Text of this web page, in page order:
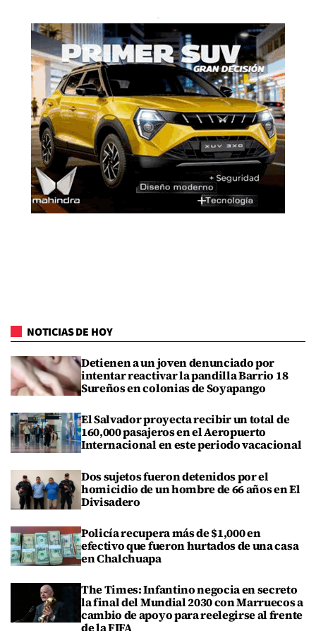
NOTICIAS DE HOY
Detienen a un joven denunciado por
intentar reactivar la pandilla Barrio 18
Sureños en colonias de Soyapango
El Salvador proyecta recibir un total de
160,000 pasajeros en el Aeropuerto
Internacional en este periodo vacacional
Dos sujetos fueron detenidos por el
homicidio de un hombre de 66 años en El
Divisadero
Policía recupera más de $1,000 en
efectivo que fueron hurtados de una casa
en Chalchuapa
The Times: Infantino negocia en secreto
la final del Mundial 2030 con Marruecos a
cambio de apoyo para reelegirse al frente
de la FIFA